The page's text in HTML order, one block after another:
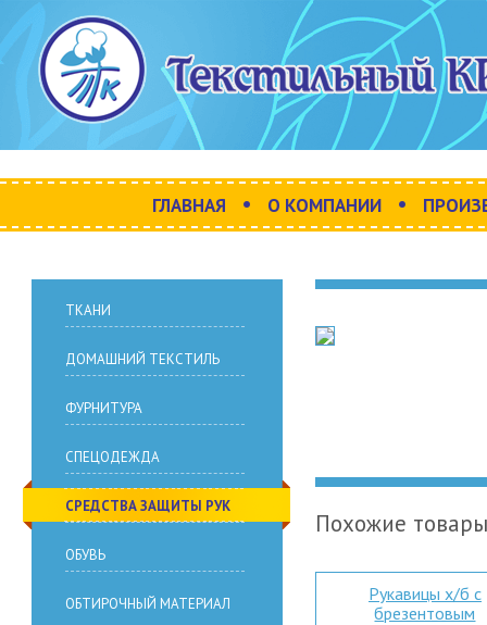
ГЛАВНАЯ • О КОМПАНИИ •
Похожие товары
Рукавицы х/б с
брезентовым
ТКАНИ
ДОМАШНИЙ ТЕКСТИЛЬ
ФУРНИТУРА
СПЕЦОДЕЖДА
СРЕДСТВА ЗАЩИТЫ РУК
ОБУВЬ
ОБТИРОЧНЫЙ МАТЕРИАЛ